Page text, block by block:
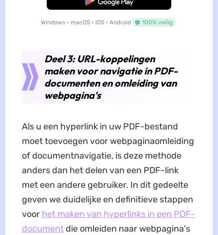
Windows • macOS • iOS • Android 100% veilig
Deel 3: URL-koppelingen
maken voor navigatie in PDF-
documenten en omleiding van
webpagina's
Als u een hyperlink in uw PDF-bestand
moet toevoegen voor webpaginaomleiding
of documentnavigatie, is deze methode
anders dan het delen van een PDF-link
met een andere gebruiker. In dit gedeelte
geven we duidelijke en definitieve stappen
voor het maken van hyperlinks in een PDF-
documentdie omleiden naar webpagina's